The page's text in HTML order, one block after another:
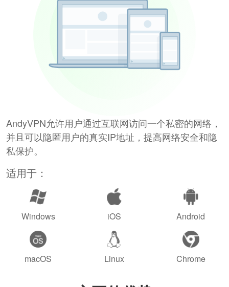
AndyVPN允许用户通过互联网访问一个私密的网络，
并且可以隐匿用户的真实IP地址，提高网络安全和隐
私保护。
适用于：
Windows iOS Android
macOS Linux Chrome